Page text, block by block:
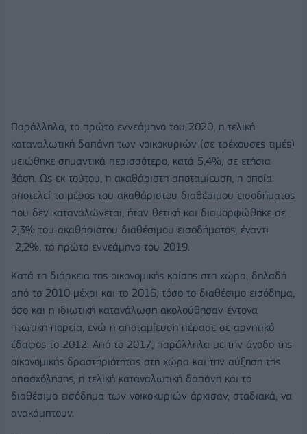
Παράλληλα, το πρώτο εννεάμηνο του 2020, η τελική
καταναλωτική δαπάνη των νοικοκυριών (σε τρέχουσες τιμές)
μειώθηκε σημαντικά περισσότερο, κατά 5,4%, σε ετήσια
βάση. Ως εκ τούτου, η ακαθάριστη αποταμίευση, η οποία
αποτελεί το μέρος του ακαθάριστου διαθέσιμου εισοδήματος
που δεν καταναλώνεται, ήταν θετική και διαμορφώθηκε σε
2,3% του ακαθάριστου διαθέσιμου εισοδήματος, έναντι
-2,2%, το πρώτο εννεάμηνο του 2019.
Κατά τη διάρκεια της οικονομικής κρίσης στη χώρα, δηλαδή
από το 2010 μέχρι και το 2016, τόσο το διαθέσιμο εισόδημα,
όσο και η ιδιωτική κατανάλωση ακολούθησαν έντονα
πτωτική πορεία, ενώ η αποταμίευση πέρασε σε αρνητικό
έδαφος το 2012. Από το 2017, παράλληλα με την άνοδο της
οικονομικής δραστηριότητας στη χώρα και την αύξηση της
απασχόλησης, η τελική καταναλωτική δαπάνη και το
διαθέσιμο εισόδημα των νοικοκυριών άρχισαν, σταδιακά, να
ανακάμπτουν.